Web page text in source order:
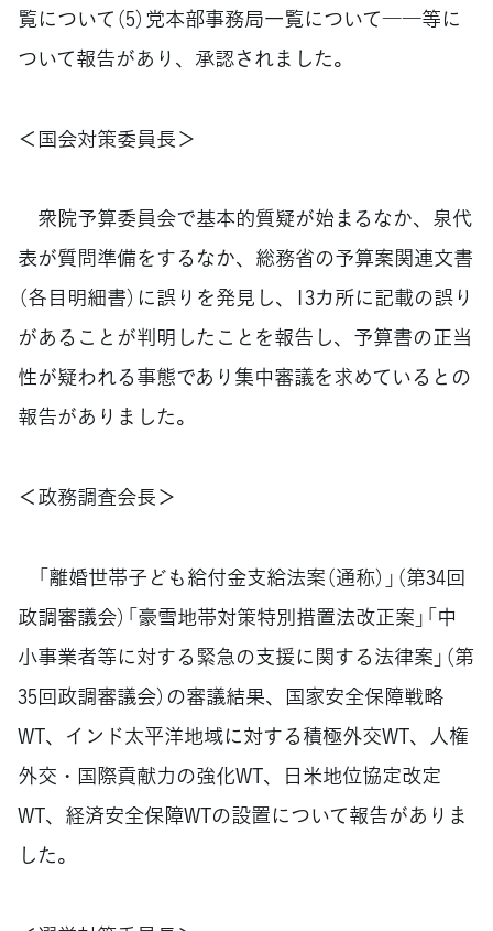
覧について（5）党本部事務局一覧について――等に
ついて報告があり、承認されました。
＜国会対策委員長＞
衆院予算委員会で基本的質疑が始まるなか、泉代
表が質問準備をするなか、総務省の予算案関連文書
（各目明細書）に誤りを発見し、13カ所に記載の誤り
があることが判明したことを報告し、予算書の正当
性が疑われる事態であり集中審議を求めているとの
報告がありました。
＜政務調査会長＞
「離婚世帯子ども給付金支給法案（通称）」（第34回
政調審議会）「豪雪地帯対策特別措置法改正案」「中
小事業者等に対する緊急の支援に関する法律案」（第
35回政調審議会）の審議結果、国家安全保障戦略
WT、インド太平洋地域に対する積極外交WT、人権
外交・国際貢献力の強化WT、日米地位協定改定
WT、経済安全保障WTの設置について報告がありま
した。